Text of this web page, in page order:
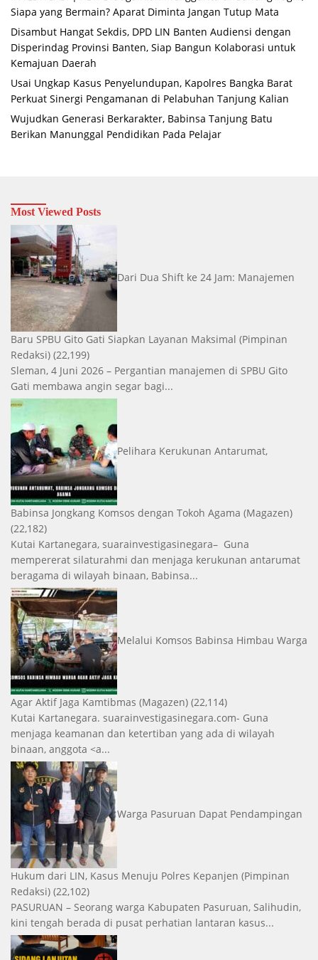
Siapa yang Bermain? Aparat Diminta Jangan Tutup Mata
Disambut Hangat Sekdis, DPD LIN Banten Audiensi dengan
Disperindag Provinsi Banten, Siap Bangun Kolaborasi untuk
Kemajuan Daerah
Usai Ungkap Kasus Penyelundupan, Kapolres Bangka Barat
Perkuat Sinergi Pengamanan di Pelabuhan Tanjung Kalian
Wujudkan Generasi Berkarakter, Babinsa Tanjung Batu
Berikan Manunggal Pendidikan Pada Pelajar
Most Viewed Posts
Dari Dua Shift ke 24 Jam: Manajemen
Baru SPBU Gito Gati Siapkan Layanan Maksimal (Pimpinan
Redaksi) (22,199)
Sleman, 4 Juni 2026 – Pergantian manajemen di SPBU Gito
Gati membawa angin segar bagi...
Pelihara Kerukunan Antarumat,
Babinsa Jongkang Komsos dengan Tokoh Agama (Magazen)
(22,182)
Kutai Kartanegara, suarainvestigasinegara– Guna
mempererat silaturahmi dan menjaga kerukunan antarumat
beragama di wilayah binaan, Babinsa...
Melalui Komsos Babinsa Himbau Warga
Agar Aktif Jaga Kamtibmas (Magazen) (22,114)
Kutai Kartanegara. suarainvestigasinegara.com- Guna
menjaga keamanan dan ketertiban yang ada di wilayah
binaan, anggota <a...
Warga Pasuruan Dapat Pendampingan
Hukum dari LIN, Kasus Menuju Polres Kepanjen (Pimpinan
Redaksi) (22,102)
PASURUAN – Seorang warga Kabupaten Pasuruan, Salihudin,
kini tengah berada di pusat perhatian lantaran kasus...